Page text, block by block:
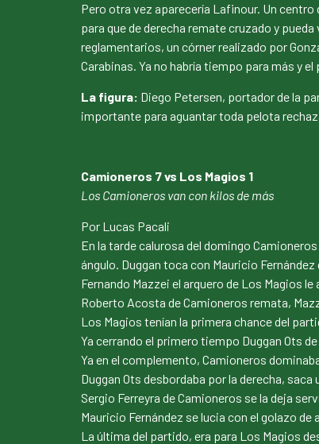
Pero otra vez aparecería Lafinour. Un centro
para que de derecha remate cruzado y
reglamentarios, un córner realizado por
Carabinas. Ya no habría tiempo para más y
La figura: Diego Petersen, portador de la
importante para aguantar toda pelota
Camioneros 7 vs Los Magios 1
Los Camioneros van con kilos de más
Por Lucas Pacali
En la tarde calurosa del domingo
ángulo. Duggan toca con Mauricio
Fernando Mazzei el arquero de Los Magios
Roberto Acosta de Camioneros remata,
Los Magios tenían la primera chance del
Ya cerrando el primero tiempo Duggan Ots
Ya en el complemento, Camioneros
Duggan Ots desbordaba por la derecha,
Sergio Ferreyra de Camioneros se la deja
Mauricio Fernández se lucia con el golazo de
La última del partido, era para Los Magios